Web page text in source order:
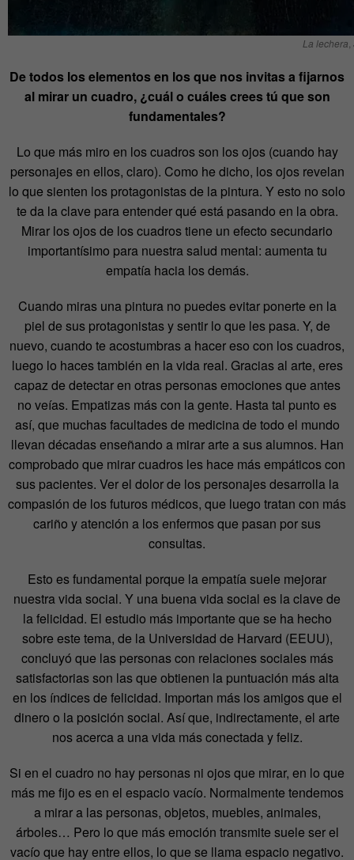
La lechera
De todos los elementos en los que nos invitas a fijarnos
al mirar un cuadro, ¿cuál o cuáles crees tú que son
fundamentales?
Lo que más miro en los cuadros son los ojos (cuando hay
personajes en ellos, claro). Como he dicho, los ojos revelan
lo que sienten los protagonistas de la pintura. Y esto no solo
te da la clave para entender qué está pasando en la obra.
Mirar los ojos de los cuadros tiene un efecto secundario
importantísimo para nuestra salud mental: aumenta tu
empatía hacia los demás.
Cuando miras una pintura no puedes evitar ponerte en la
piel de sus protagonistas y sentir lo que les pasa. Y, de
nuevo, cuando te acostumbras a hacer eso con los cuadros,
luego lo haces también en la vida real. Gracias al arte, eres
capaz de detectar en otras personas emociones que antes
no veías. Empatizas más con la gente. Hasta tal punto es
así, que muchas facultades de medicina de todo el mundo
llevan décadas enseñando a mirar arte a sus alumnos. Han
comprobado que mirar cuadros les hace más empáticos con
sus pacientes. Ver el dolor de los personajes desarrolla la
compasión de los futuros médicos, que luego tratan con más
cariño y atención a los enfermos que pasan por sus
consultas.
Esto es fundamental porque la empatía suele mejorar
nuestra vida social. Y una buena vida social es la clave de
la felicidad. El estudio más importante que se ha hecho
sobre este tema, de la Universidad de Harvard (EEUU),
concluyó que las personas con relaciones sociales más
satisfactorias son las que obtienen la puntuación más alta
en los índices de felicidad. Importan más los amigos que el
dinero o la posición social. Así que, indirectamente, el arte
nos acerca a una vida más conectada y feliz.
Si en el cuadro no hay personas ni ojos que mirar, en lo que
más me fijo es en el espacio vacío. Normalmente tendemos
a mirar a las personas, objetos, muebles, animales,
árboles… Pero lo que más emoción transmite suele ser el
vacío que hay entre ellos, lo que se llama espacio negativo.